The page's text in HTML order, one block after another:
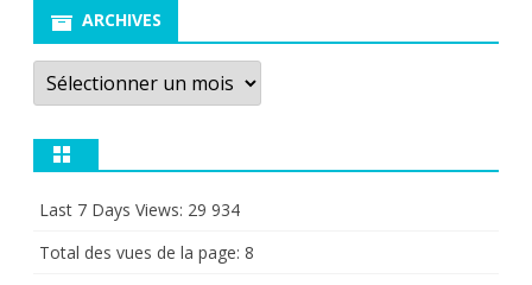
ARCHIVES
Archives
Last 7 Days Views: 29 934
Total des vues de la page: 8